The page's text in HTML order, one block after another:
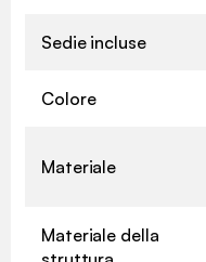
Sedie incluse
Colore
Materiale
Materiale della